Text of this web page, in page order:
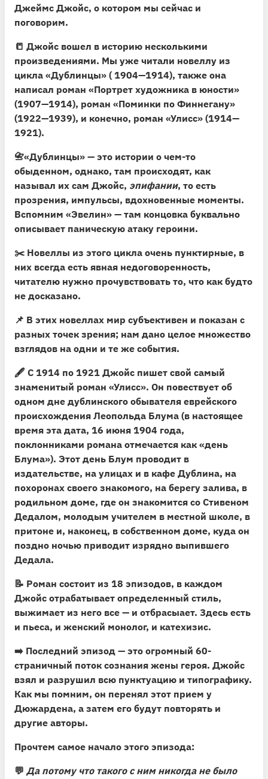
Джеймс Джойс, о котором мы сейчас и
поговорим.
📒 Джойс вошел в историю несколькими
произведениями. Мы уже читали новеллу из
цикла «Дублинцы» ( 1904—1914), также она
написал роман «Портрет художника в юности»
(1907—1914), роман «Поминки по Финнегану»
(1922—1939), и конечно, роман «Улисс» (1914—
1921).
📇«Дублинцы» — это истории о чем-то
обыденном, однако, там происходят, как
называл их сам Джойс, эпифании, то есть
прозрения, импульсы, вдохновенные моменты.
Вспомним «Эвелин» — там концовка буквально
описывает паническую атаку героини.
✂️ Новеллы из этого цикла очень пунктирные, в
них всегда есть явная недоговоренность,
читателю нужно прочувствовать то, что как будто
не досказано.
📌 В этих новеллах мир субъективен и показан с
разных точек зрения; нам дано целое множество
взглядов на одни и те же события.
🖋 С 1914 по 1921 Джойс пишет свой самый
знаменитый роман «Улисс». Он повествует об
одном дне дублинского обывателя еврейского
происхождения Леопольда Блума (в настоящее
время эта дата, 16 июня 1904 года,
поклонниками романа отмечается как «день
Блума»). Этот день Блум проводит в
издательстве, на улицах и в кафе Дублина, на
похоронах своего знакомого, на берегу залива, в
родильном доме, где он знакомится со Стивеном
Дедалом, молодым учителем в местной школе, в
притоне и, наконец, в собственном доме, куда он
поздно ночью приводит изрядно выпившего
Дедала.
📝 Роман состоит из 18 эпизодов, в каждом
Джойс отрабатывает определенный стиль,
выжимает из него все — и отбрасыает. Здесь есть
и пьеса, и женский монолог, и катехизис.
➡️ Последний эпизод — это огромный 60-
страничный поток сознания жены героя. Джойс
взял и разрушил всю пунктуацию и типографику.
Как мы помним, он перенял этот прием у
Дюжардена, а затем его будут повторять и
другие авторы.
Прочтем самое начало этого эпизода:
💬 Да потому что такого с ним никогда не было